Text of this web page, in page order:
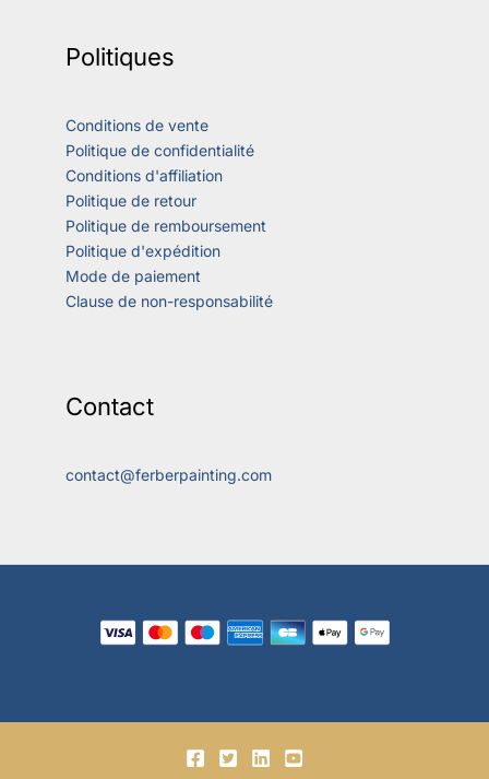
Politiques
Conditions de vente
Politique de confidentialité
Conditions d'affiliation
Politique de retour
Politique de remboursement
Politique d'expédition
Mode de paiement
Clause de non-responsabilité
Contact
contact@ferberpainting.com